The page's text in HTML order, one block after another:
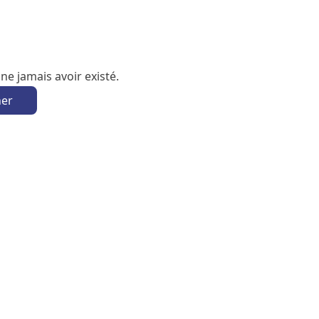
jamais avoir existé.